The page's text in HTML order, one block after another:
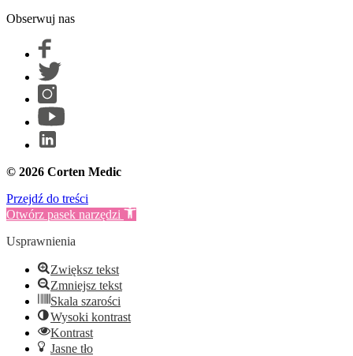
Obserwuj nas
© 2026 Corten Medic
Przejdź do treści
Otwórz pasek narzędzi
Usprawnienia
Zwiększ tekst
Zmniejsz tekst
Skala szarości
Wysoki kontrast
Kontrast
Jasne tło